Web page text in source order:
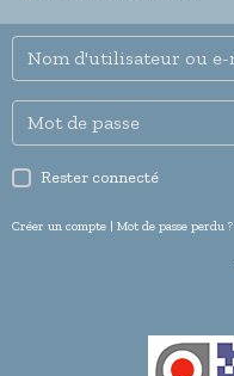
Rester connecté
Créer un compte | Mot de passe perdu ?